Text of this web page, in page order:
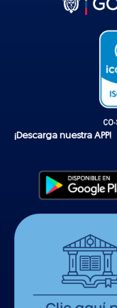
¡Descarga nuestra APP!